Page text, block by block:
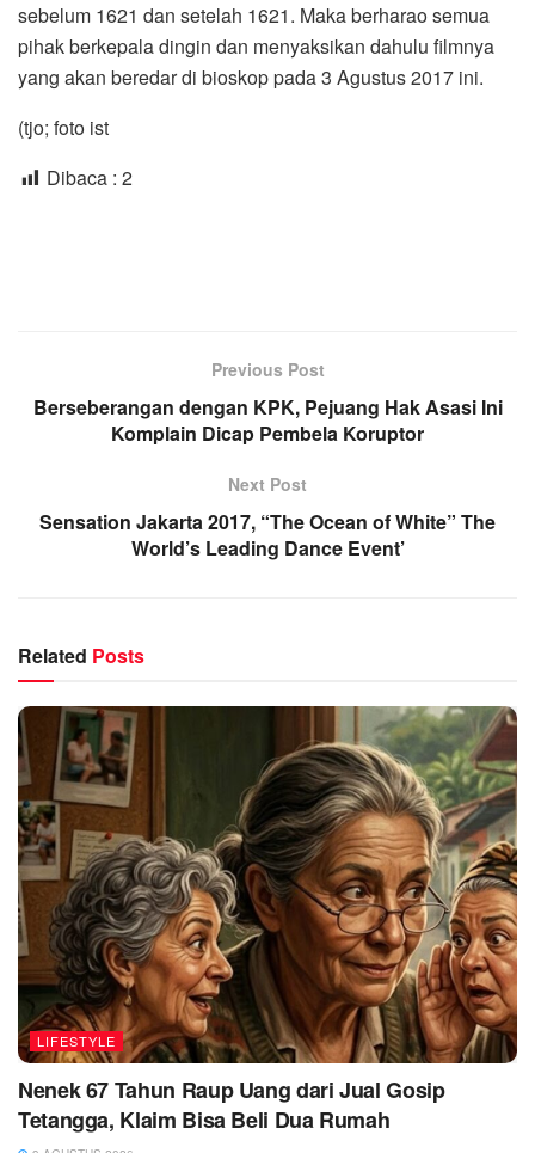
sebelum 1621 dan setelah 1621. Maka berharao semua
pihak berkepala dingin dan menyaksikan dahulu filmnya
yang akan beredar di bioskop pada 3 Agustus 2017 ini.
(tjo; foto ist
Dibaca : 2
Previous Post
Berseberangan dengan KPK, Pejuang Hak Asasi Ini
Komplain Dicap Pembela Koruptor
Next Post
Sensation Jakarta 2017, “The Ocean of White” The
World’s Leading Dance Event’
Related Posts
LIFESTYLE
Nenek 67 Tahun Raup Uang dari Jual Gosip
Tetangga, Klaim Bisa Beli Dua Rumah